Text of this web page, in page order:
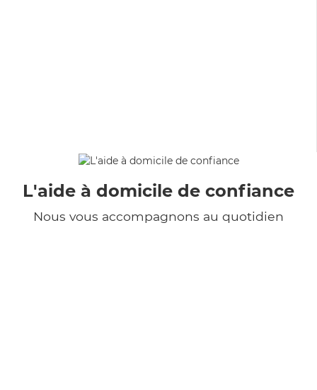
L'aide à domicile de confiance
Nous vous accompagnons au quotidien